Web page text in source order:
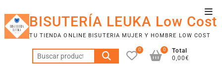
contenido
de
la
BISUTERÍA LEUKA Low Cost
TU TIENDA ONLINE BISUTERIA MUJER Y HOMBRE LOW COST
Buscar
por:
0
Total
0,00€
0